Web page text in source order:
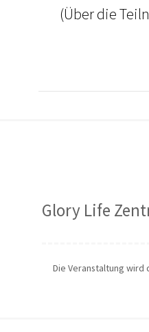
(Über die
Glory Life
Die Veranstaltung wird